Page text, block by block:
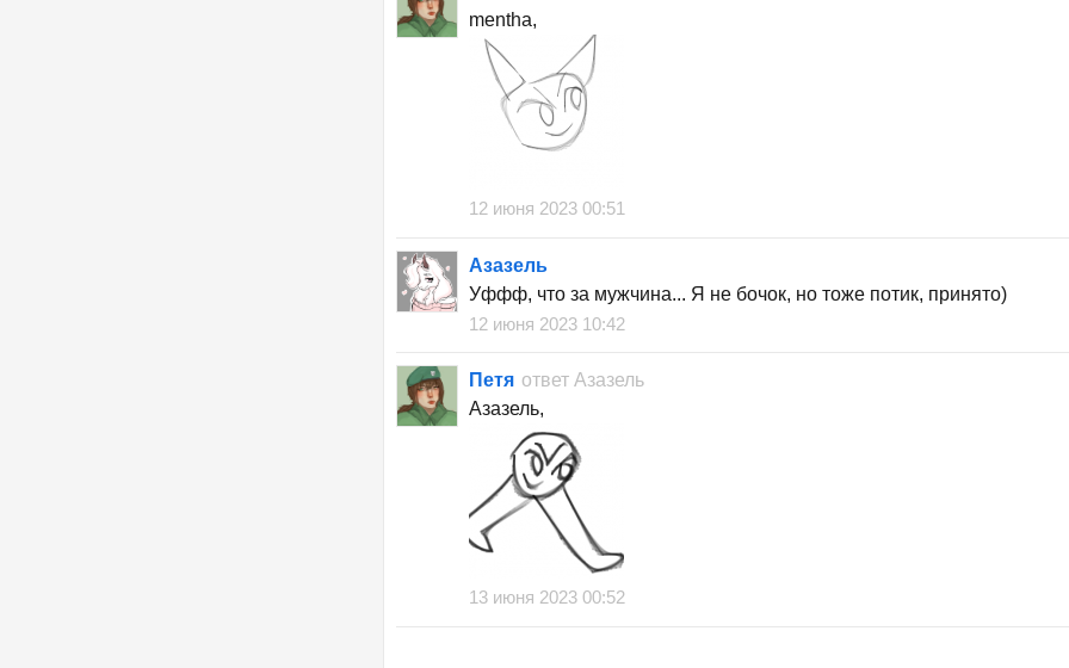
mentha,
12 июня 2023 00:51
Азазель
Уффф, что за мужчина... Я не бочок, но тоже потик, принято)
12 июня 2023 10:42
Петя ответ Азазель
Азазель,
13 июня 2023 00:52